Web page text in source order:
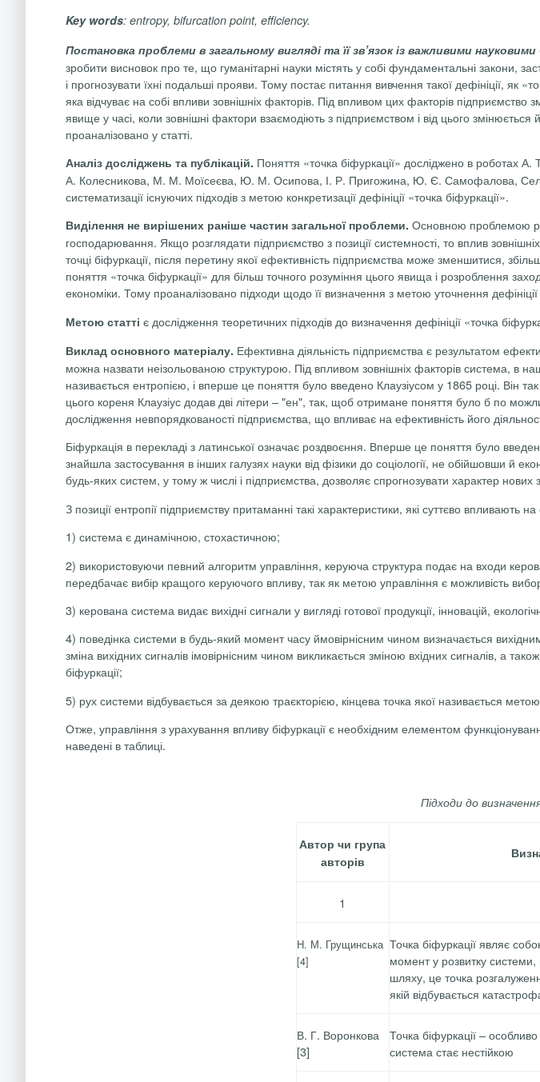
Key words: entropy, bifurcation point, efficiency.
Постановка проблеми в загальному вигляді та її зв’язок із важливими
зробити висновок про те, що гуманітарні науки містятьусобіфундаментальні закони,
і прогнозувати їхні подальші прояви. Тому постає питання вивчення такої дефініції, як
яка відчуває на собі впливи зовнішніх факторів. Під впливом цих факторів
явище у часі, коли зовнішні фактори взаємодіють з підприємством і від цього
проаналізовано у статті.
Аналіз досліджень та публікацій. Поняття «точка біфуркації» досліджено в роботахА.
А. Колесникова, М. М. Моїсеєва, Ю. М. Осипова, І. Р. Пригожина, Ю. Є. Самофалова,
систематизації існуючих підходів з метою конкретизації дефініції «точка біфуркації».
Виділення не вирішених раніше частин загальної проблеми. Основною проблемою
господарювання. Якщо розглядати підприємство з позиції системності, то вплив
точці біфуркації, після перетину якої ефективність підприємства може зменшитися,
поняття «точка біфуркації» для більш точного розуміння цього явища і розроблення
економіки. Тому проаналізовано підходи щодо її визначення з метою уточнення дефініції
Метою статті є дослідження теоретичних підходів до визначення дефініції «точка
Виклад основного матеріалу. Ефективна діяльність підприємства є результатом
можна назвати неізольованою структурою. Під впливом зовнішніх факторів система, в
називається ентропією, і вперше це поняття було введено Клаузіусом у 1865 році. Він так
цього кореня Клаузіус додав дві літери – "ен", так, щоботримане поняття булоб по
дослідження невпорядкованості підприємства, що впливає на ефективність його
Біфуркація в перекладі з латинської означає роздвоєння. Вперше це поняття було
знайшла застосування в інших галузях науки від фізики до соціології, не обійшов­ши й
будь-яких систем, у тому ж числі і підприємства, дозволяє спрогнозувати характер нових
З позиції ентропії підприємству притаманні такі характеристики, які суттєво впливають
1) система є динамічною, стохастичною;
2) використовуючи певний алгоритм управління, керуюча структура подає на входи
передбачає вибір кращого керуючого впливу, так як метою управління є можливість
3) керована система видає вихідні сигнали у вигляді готової продукції, інновацій,
4) поведінка системи в будь-який момент часу ймовірнісним чином визначається
зміна вихідних сигналів імовірнісним чином викликається зміною вхідних сигналів, а
біфуркації;
5) рух системи відбувається за деякою траєкторією, кінцева точка якої називається
Отже, управління з урахування впливу біфуркації є необхідним елементом
наведені в таблиці.
Підходи до
Автор чи група
авторів
1
Н. М. Грущинська
[4]
Точка біфуркації являє
момент у розвитку
шляху, це точка
якій відбувається
В. Г. Воронкова
[3]
Точка біфуркації –
система стає нестійкою